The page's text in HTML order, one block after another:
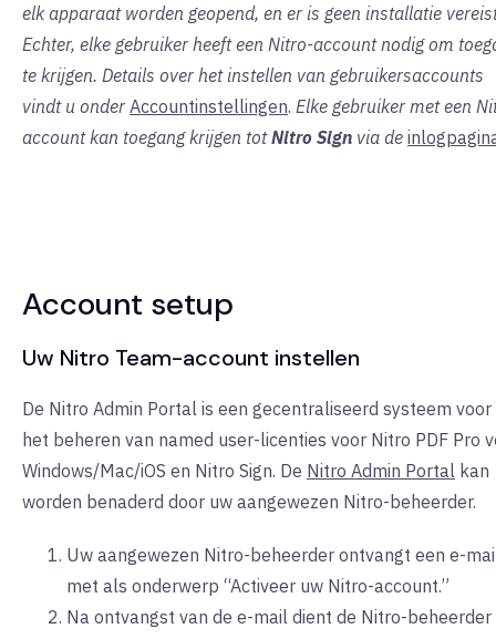
elk apparaat worden geopend, en er is geen installatie
Echter, elke gebruiker heeft een Nitro-account nodig om
te krijgen. Details over het instellen van gebruikersaccounts
vindt u onder Accountinstellingen. Elke gebruiker met een
account kan toegang krijgen totNitro Sign via de
Account setup
Uw Nitro Team-account instellen
De Nitro Admin Portal is een gecentraliseerd systeem voor
het beheren van named user-licenties voor Nitro PDF Pro
Windows/Mac/iOS en Nitro Sign. De Nitro Admin Portal kan
worden benaderd door uw aangewezen Nitro-beheerder.
Uw aangewezen Nitro-beheerder ontvangt een e-
met als onderwerp “Activeer uw Nitro-account.”
Na ontvangst van de e-mail dient de Nitro-beheerder